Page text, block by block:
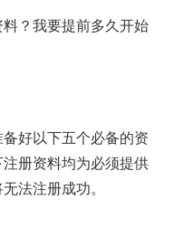
料？我要提前多久开始
好以下五个必备的资
册资料均为必须提供
法注册成功。